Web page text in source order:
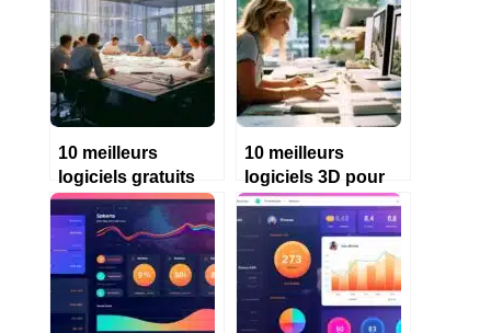
10 meilleurs
logiciels gratuits
pour architecte en
2023
10 meilleurs
logiciels 3D pour
architecte
d’intérieur en 2023